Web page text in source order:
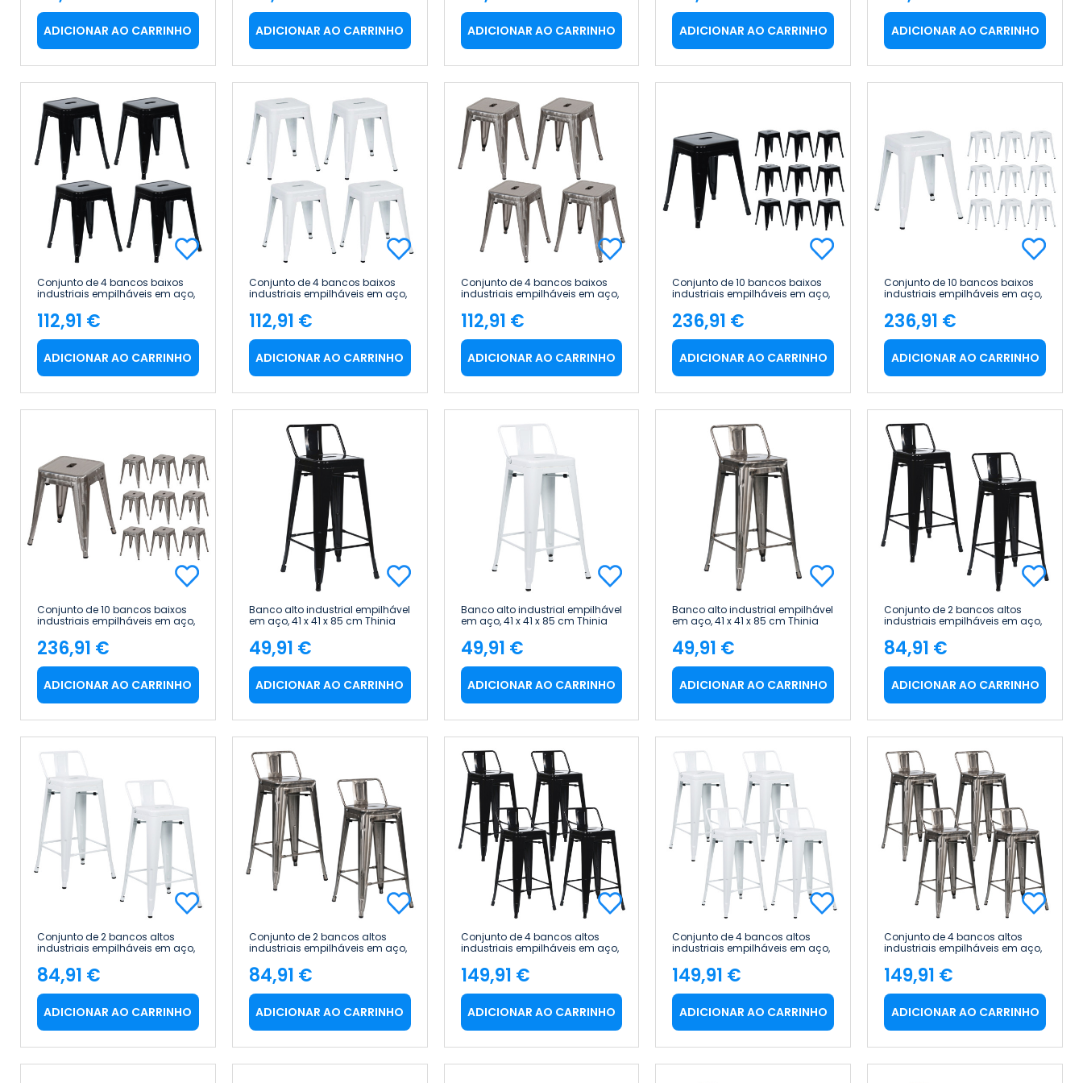
ADICIONAR AO CARRINHO ADICIONAR AO CARRINHO ADICIONAR AO CARRINHO ADICIONAR AO CARRINHO ADICIONAR AO CARRINHO
Conjunto de 4 bancos baixos
industriais empilháveis em aço,
Preço
112,91 €
ADICIONAR AO CARRINHO
Conjunto de 4 bancos baixos
industriais empilháveis em aço,
Preço
112,91 €
ADICIONAR AO CARRINHO
Conjunto de 4 bancos baixos
industriais empilháveis em aço,
Preço
112,91 €
ADICIONAR AO CARRINHO
Conjunto de 10 bancos baixos
industriais empilháveis em aço,
Preço
236,91 €
ADICIONAR AO CARRINHO
Conjunto de 10 bancos baixos
industriais empilháveis em aço,
Preço
236,91 €
ADICIONAR AO CARRINHO
Conjunto de 10 bancos baixos
industriais empilháveis em aço,
Preço
236,91 €
ADICIONAR AO CARRINHO
Banco alto industrial empilhável
em aço, 41 x 41 x 85 cm Thinia
Preço
49,91 €
ADICIONAR AO CARRINHO
Banco alto industrial empilhável
em aço, 41 x 41 x 85 cm Thinia
Preço
49,91 €
ADICIONAR AO CARRINHO
Banco alto industrial empilhável
em aço, 41 x 41 x 85 cm Thinia
Preço
49,91 €
ADICIONAR AO CARRINHO
Conjunto de 2 bancos altos
industriais empilháveis em aço,
Preço
84,91 €
ADICIONAR AO CARRINHO
Conjunto de 2 bancos altos
industriais empilháveis em aço,
Preço
84,91 €
ADICIONAR AO CARRINHO
Conjunto de 2 bancos altos
industriais empilháveis em aço,
Preço
84,91 €
ADICIONAR AO CARRINHO
Conjunto de 4 bancos altos
industriais empilháveis em aço,
Preço
149,91 €
ADICIONAR AO CARRINHO
Conjunto de 4 bancos altos
industriais empilháveis em aço,
Preço
149,91 €
ADICIONAR AO CARRINHO
Conjunto de 4 bancos altos
industriais empilháveis em aço,
Preço
149,91 €
ADICIONAR AO CARRINHO